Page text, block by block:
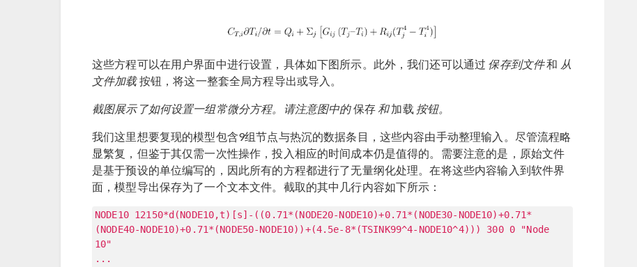
这些方程可以在用户界面中进行设置，具体如下图所示。此外，我们还可以通过 保存到文件和 从
文件加载按钮，将这一整套全局方程导出或导入。
截图展示了如何设置一组常微分方程。请注意图中的保存和加载 按钮。
我们这里想要复现的模型包含9组节点与热沉的数据条目，这些内容由手动整理输入。尽管流程略
显繁复，但鉴于其仅需一次性操作，投入相应的时间成本仍是值得的。需要注意的是，原始文件
是基于预设的单位编写的，因此所有的方程都进行了无量纲化处理。在将这些内容输入到软件界
面，模型导出保存为了一个文本文件。截取的其中几行内容如下所示：
NODE10 12150*d(NODE10,t)[s]-((0.71*(NODE20-NODE10)+0.71*(NODE30-NODE10)+0.71*
(NODE40-NODE10)+0.71*(NODE50-NODE10))+(4.5e-8*(TSINK99^4-NODE10^4))) 300 0 "Node
10"
...